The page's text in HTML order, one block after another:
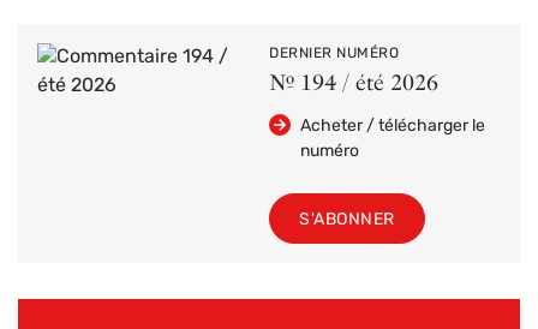
DERNIER NUMÉRO
Nº 194 / été 2026
Acheter / télécharger le
numéro
S'ABONNER